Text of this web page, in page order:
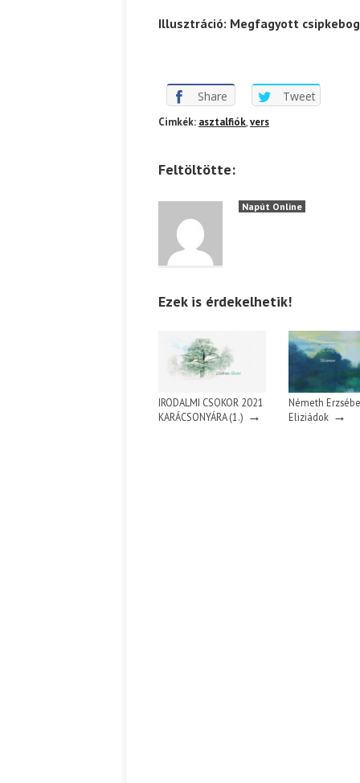
Illusztráció: Megfagyott
Share Tweet
Cimkék: asztalfiók,vers
Feltöltötte:
Napút Online
Ezek is érdekelhetik!
IRODALMI CSOKOR 2021
KARÁCSONYÁRA (1.) →
Németh
Eliziádok →